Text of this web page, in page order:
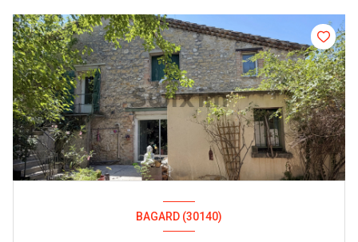
BAGARD (30140)